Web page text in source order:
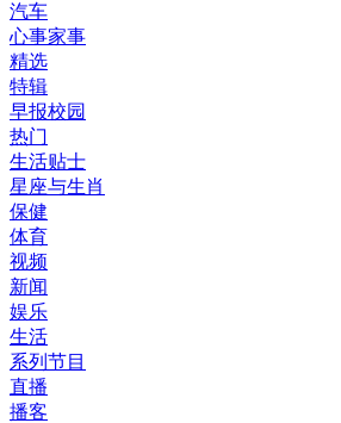
汽车
心事家事
精选
特辑
早报校园
热门
生活贴士
星座与生肖
保健
体育
视频
新闻
娱乐
生活
系列节目
直播
播客